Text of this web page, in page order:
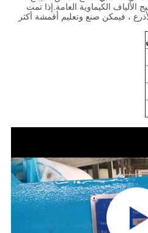
الألياف الكيماوية العامة.إذا تمت
، فيمكن صنع وتعليم أقمشة أكثر